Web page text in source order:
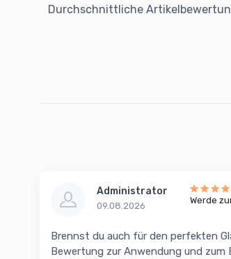
Durchschnittliche
Administrator
09.08.2026
Werde
Brennst du auch für den perfekten
Bewertung zur Anwendung und